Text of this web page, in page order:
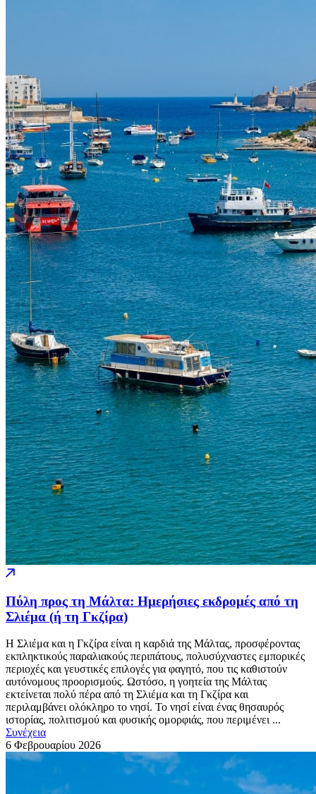
Πύλη προς τη Μάλτα: Ημερήσιες εκδρομές από τη
Σλιέμα (ή τη Γκζίρα)
Η Σλιέμα και η Γκζίρα είναι η καρδιά της Μάλτας, προσφέροντας
εκπληκτικούς παραλιακούς περιπάτους, πολυσύχναστες εμπορικές
περιοχές και γευστικές επιλογές για φαγητό, που τις καθιστούν
αυτόνομους προορισμούς. Ωστόσο, η γοητεία της Μάλτας
εκτείνεται πολύ πέρα από τη Σλιέμα και τη Γκζίρα και
περιλαμβάνει ολόκληρο το νησί. Το νησί είναι ένας θησαυρός
ιστορίας, πολιτισμού και φυσικής ομορφιάς, που περιμένει ...
Συνέχεια
6 Φεβρουαρίου 2026